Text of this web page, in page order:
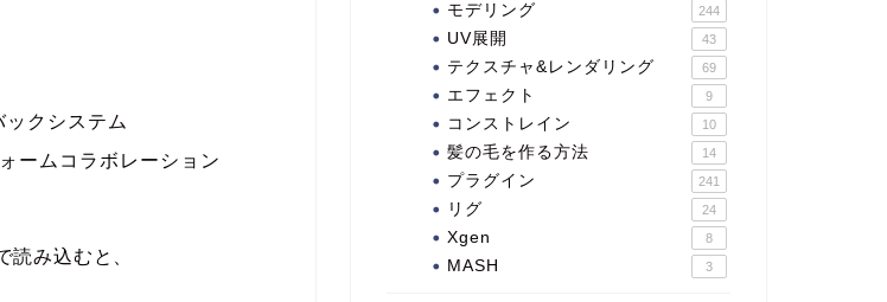
クシステム
ームコラボレーション
み込むと、
モデリング 244
UV展開 43
テクスチャ&レンダリング 69
エフェクト 9
コンストレイン 10
髪の毛を作る方法 14
プラグイン 241
リグ 24
Xgen 8
MASH 3